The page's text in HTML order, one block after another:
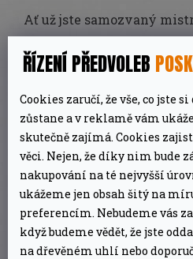
ŘÍZENÍ PŘEDVOLEB
Cookies zaručí, že vše, co jste
zůstane a v reklamě vám
skutečně zajímá. Cookies
věci. Nejen, že díky nim bude
nakupování na té nejvyšší
ukážeme jen obsah šitý na
preferencím. Nebudeme vás
když budeme vědět, že jste
na dřevěném uhlí nebo
Ať už jste samozvaný
grilování velmi usnadňují
se Vám zcela nový svět
grilovacích možností.Od
teplotních průvodců, přes
až po mnoho jiných
Weber iGrill 3je
termosonda využívající